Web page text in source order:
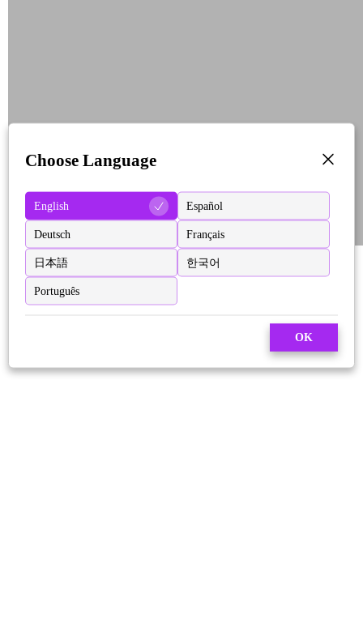
Choose Language
English Español
Deutsch Français
日本語 한국어
Português
OK